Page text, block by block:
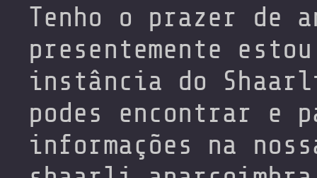
Tenho o prazer de
presentemente
instância do
podes encontrar
informações na